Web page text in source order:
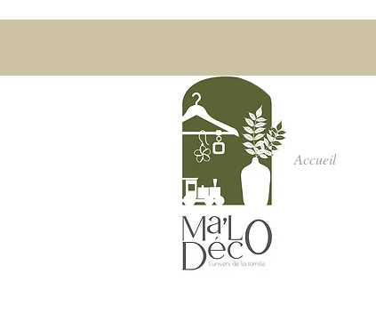
Accueil